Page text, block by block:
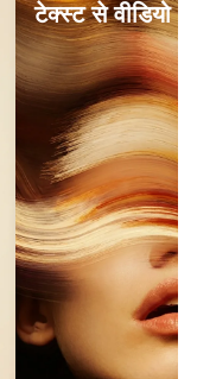
टेक्स्ट से वीडियो